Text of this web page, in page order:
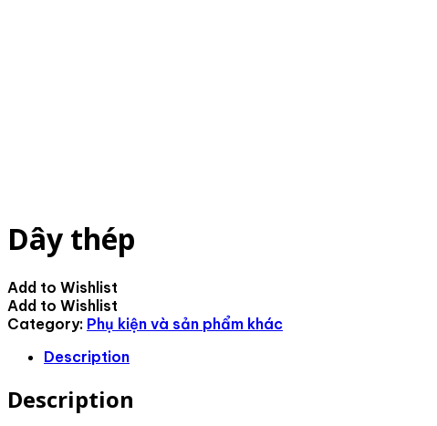
Dây thép
Add to Wishlist
Add to Wishlist
Category: Phụ kiện và sản phẩm khác
Description
Description